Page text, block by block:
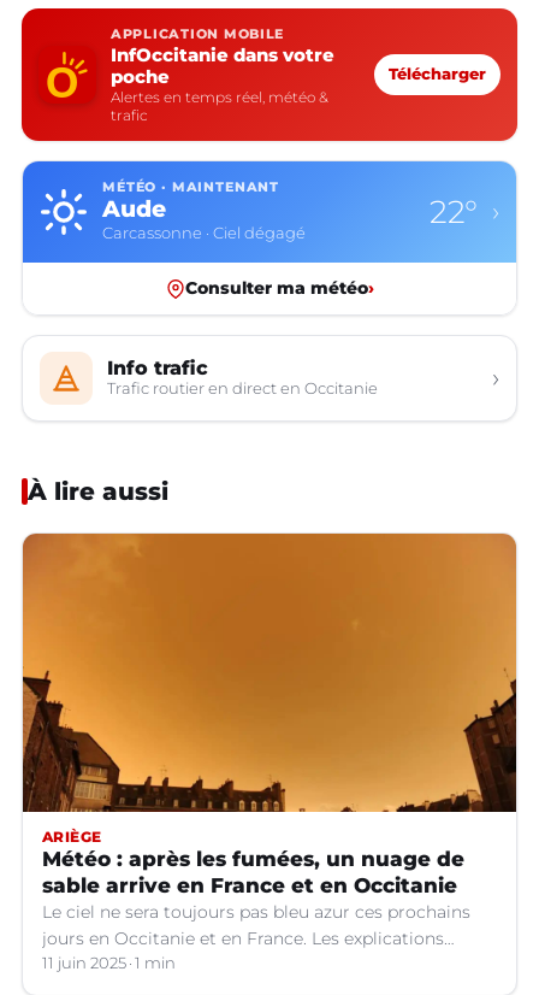
APPLICATION MOBILE
InfOccitanie dans votre
poche
Alertes en temps réel, météo &
trafic
Télécharger
MÉTÉO · MAINTENANT
Aude
Carcassonne · Ciel dégagé
22° ›
Consulter ma météo›
Info trafic
Trafic routier en direct en Occitanie ›
À lire aussi
ARIÈGE
Météo : après les fumées, un nuage de
sable arrive en France et en Occitanie
Le ciel ne sera toujours pas bleu azur ces prochains
jours en Occitanie et en France. Les explications
météo.
11 juin 2025 1 min